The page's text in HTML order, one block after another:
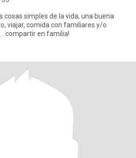
simples de la vida, una buena
familiares y/o
compartir en familia!